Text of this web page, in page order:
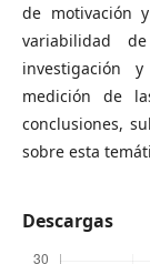
de motivación
variabilidad
investigación
medición de
conclusiones,
sobre esta
Descargas